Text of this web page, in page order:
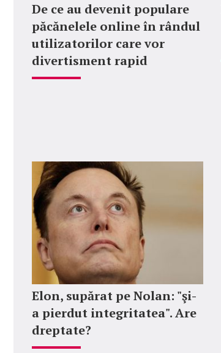
De ce au devenit populare
păcănelele online în rândul
utilizatorilor care vor
divertisment rapid
Elon, supărat pe Nolan: "şi-
a pierdut integritatea". Are
dreptate?